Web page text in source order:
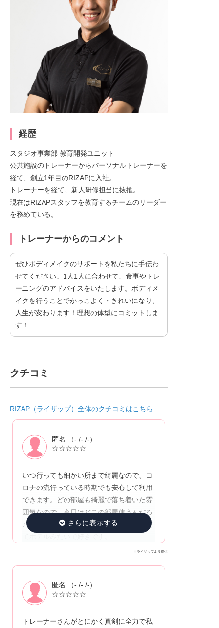
経歴
スタジオ事業部 教育開発ユニット
公共施設のトレーナーからパーソナルトレーナーを
経て、創立1年目のRIZAPに入社。
トレーナーを経て、新人研修担当に抜擢。
現在はRIZAPスタッフを教育するチームのリーダー
を務めている。
トレーナーからのコメント
ぜひボディメイクのサポートを私たちに手伝わ
せてください。1人1人に合わせて、食事やトレ
ーニングのアドバイスをいたします。ボディメ
イクを行うことでかっこよく・きれいになり、
人生が変わります！理想の体型にコミットしま
す！
クチコミ
RIZAP（ライザップ）全体のクチコミはこちら
匿名 （- /- /-）
☆☆☆☆☆
いつ行っても細かい所まで綺麗なので、コ
ロナの流行っている時期でも安心して利用
できます。どの部屋も綺麗で落ち着いた雰
囲気なので、今日はどこの部屋使うんだろ
♪と楽しみの1つです。更衣室も落ち着いて
※ライザップより提供
匿名 （- /- /-）
☆☆☆☆☆
トレーナーさんがとにかく真剣に全力で私